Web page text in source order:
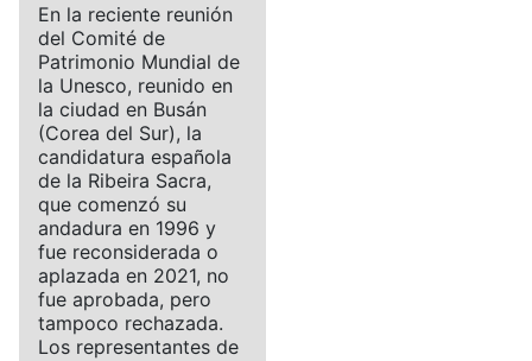
En la reciente reunión
del Comité de
Patrimonio Mundial de
la Unesco, reunido en
la ciudad en Busán
(Corea del Sur), la
candidatura española
de la Ribeira Sacra,
que comenzó su
andadura en 1996 y
fue reconsiderada o
aplazada en 2021, no
fue aprobada, pero
tampoco rechazada.
Los representantes de